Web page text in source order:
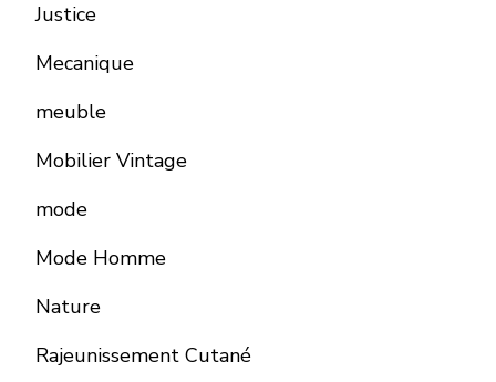
Justice
Mecanique
meuble
Mobilier Vintage
mode
Mode Homme
Nature
Rajeunissement Cutané